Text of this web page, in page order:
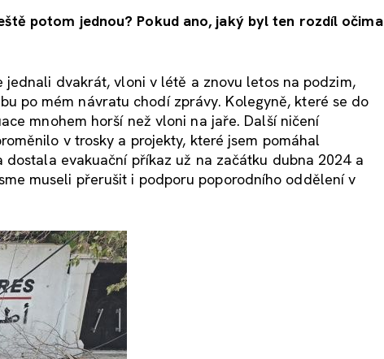
potom jednou? Pokud ano, jaký byl ten rozdíl očima
jednali dvakrát, vloni v létě a znovu letos na podzim,
po mém návratu chodí zprávy. Kolegyně, které se do
mnohem horší než vloni na jaře. Další ničení
v trosky a projekty, které jsem pomáhal
evakuační příkaz už na začátku dubna 2024 a
museli přerušit i podporu poporodního oddělení v